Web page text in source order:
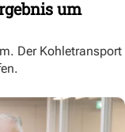
um
Der Kohletransport